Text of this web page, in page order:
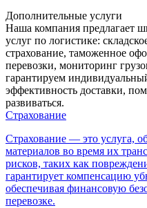
Дополнительные услуги
Наша компания предлагает
услуг по логистике:
страхование, таможенное
перевозки, мониторинг
гарантируем
эффективность доставки,
развиваться.
Страхование
Страхование — это услуга,
материалов во время их
рисков, таких как
гарантирует компенсацию
обеспечивая финансовую
перевозке.